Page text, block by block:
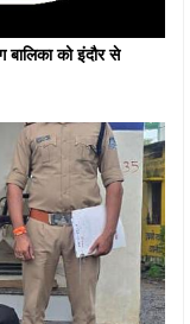
को इंदौर से